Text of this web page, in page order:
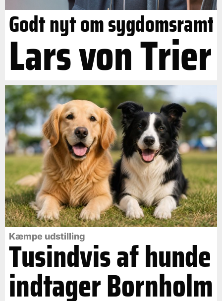
Godt nyt om sygdomsramt
Lars von Trier
Kæmpe udstilling
Tusindvis af hunde
indtager Bornholm